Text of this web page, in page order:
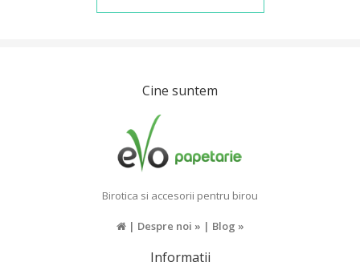
Cine suntem
Birotica si accesorii pentru birou
| Despre noi » | Blog »
Informatii